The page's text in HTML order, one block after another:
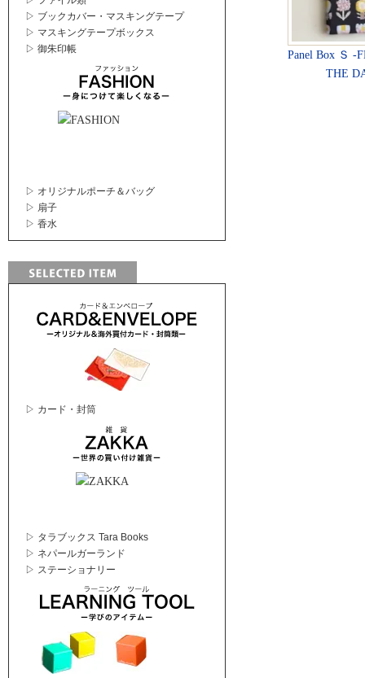
▷ ブックカバー・マスキングテープ
▷ マスキングテープボックス
▷ 御朱印帳
▷ オリジナルポーチ＆バッグ
▷ 扇子
▷ 香水
▷ カード・封筒
▷ タラブックス Tara Books
▷ ネパールガーランド
▷ ステーショナリー
Panel Box Ｓ -
THE